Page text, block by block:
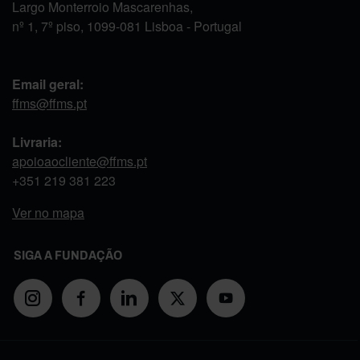
Largo Monterroio Mascarenhas,
nº 1, 7º piso, 1099-081 Lisboa - Portugal
Email geral:
ffms@ffms.pt
Livraria:
apoioaocliente@ffms.pt
+351 219 381 223
Ver no mapa
SIGA A FUNDAÇÃO